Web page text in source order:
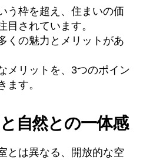
う枠を超え、住まいの価
目されています。
くの魅力とメリットがあ
メリットを、3つのポイン
ます。
自然との一体感
とは異なる、開放的な空